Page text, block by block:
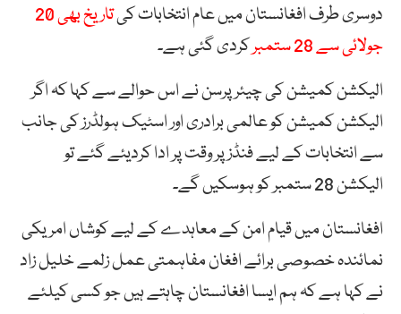
دوسری طرف افغانستان میں عام انتخابات کی
تاریخ بھی 20
جولائی سے 28 ستمبر
کردی گئی ہے۔
الیکشن کمیشن کی چیئرپرسن نے اس حوالے سے کہا کہ اگر
الیکشن کمیشن کو عالمی برادری اور اسٹیک ہولڈرز کی جانب
سے انتخابات کے لیے فنڈز پر وقت پر ادا کردیئے گئے تو
الیکشن 28 ستمبر کو ہوسکیں گے۔
افغانستان میں قیام امن کے معاہدے کے لیے کوشاں امریکی
نمائندہ خصوصی برائے افغان مفاہمتی عمل زلمے خلیل زاد
نے کہا ہے کہ ہم ایسا افغانستان چاہتے ہیں جو کسی کیلئے